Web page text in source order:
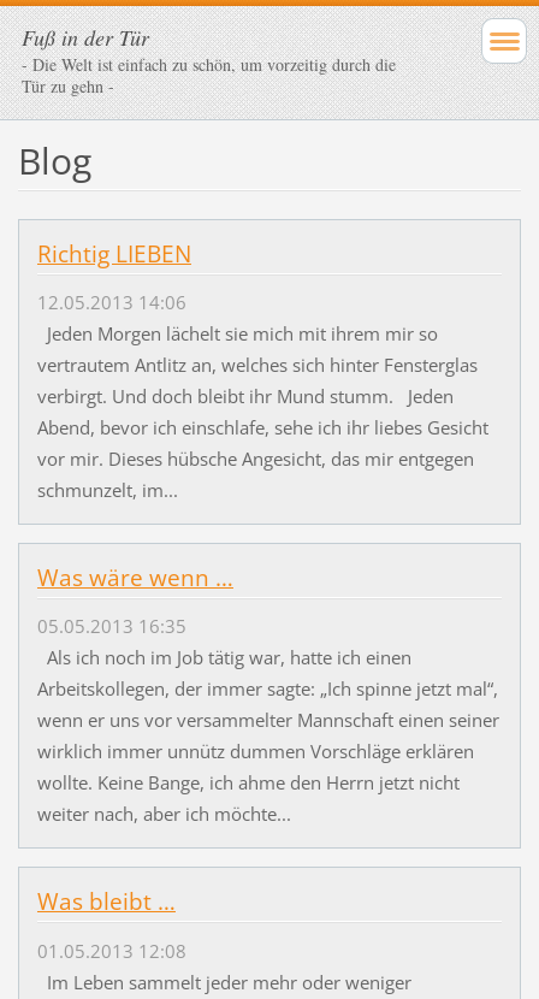
Fuß in der Tür
- Die Welt ist einfach zu schön, um vorzeitig durch die
Tür zu gehn -
Blog
Richtig LIEBEN
12.05.2013 14:06
Jeden Morgen lächelt sie mich mit ihrem mir so
vertrautem Antlitz an, welches sich hinter Fensterglas
verbirgt. Und doch bleibt ihr Mund stumm. Jeden
Abend, bevor ich einschlafe, sehe ich ihr liebes Gesicht
vor mir. Dieses hübsche Angesicht, das mir entgegen
schmunzelt, im...
Was wäre wenn …
05.05.2013 16:35
Als ich noch im Job tätig war, hatte ich einen
Arbeitskollegen, der immer sagte: „Ich spinne jetzt mal“,
wenn er uns vor versammelter Mannschaft einen seiner
wirklich immer unnütz dummen Vorschläge erklären
wollte. Keine Bange, ich ahme den Herrn jetzt nicht
weiter nach, aber ich möchte...
Was bleibt …
01.05.2013 12:08
Im Leben sammelt jeder mehr oder weniger